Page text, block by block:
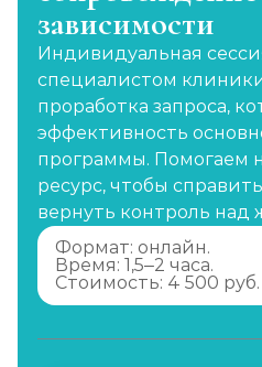
зависимости
Индивидуальная
специалистом
проработка запроса,
эффективность
программы. Помогаем
ресурс, чтобы
вернуть контроль над
Формат: онлайн.
Время: 1,5–2 часа.
Стоимость: 4 500 руб.